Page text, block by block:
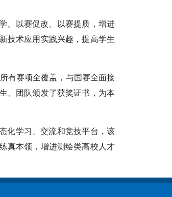
、以赛促改、以赛提质，增进
技术应用实践兴趣，提高学生
有赛项全覆盖，与国赛全面接
、团队颁发了获奖证书，为本
化学习、交流和竞技平台，该
真本领，增进测绘类高校人才